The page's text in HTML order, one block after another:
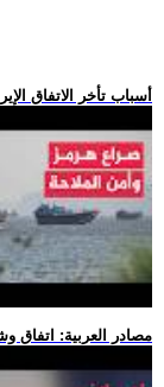
.. أسباب تأخر الاتفاق
.. مصادر العربية: اتفاق